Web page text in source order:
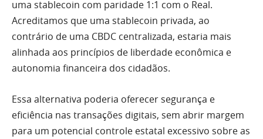
uma stablecoin com paridade 1:1 com o Real.
Acreditamos que uma stablecoin privada, ao
contrário de uma CBDC centralizada, estaria mais
alinhada aos princípios de liberdade econômica e
autonomia financeira dos cidadãos.
Essa alternativa poderia oferecer segurança e
eficiência nas transações digitais, sem abrir margem
para um potencial controle estatal excessivo sobre as